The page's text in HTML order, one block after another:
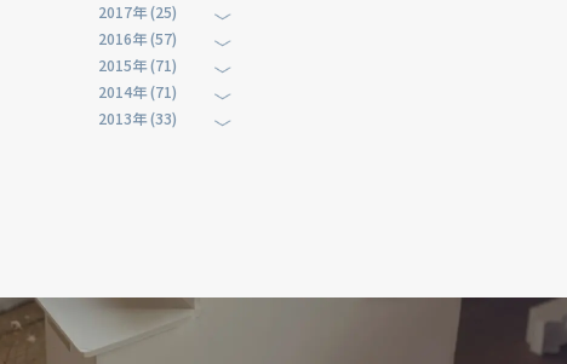
2017年 (25)
2016年 (57)
2015年 (71)
2014年 (71)
2013年 (33)